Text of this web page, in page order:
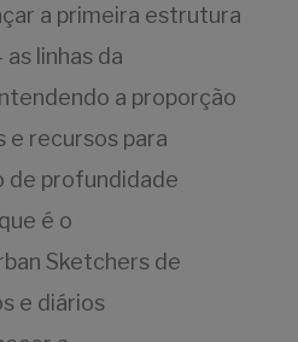
a primeira estrutura
linhas da
a proporção
e recursos para
de profundidade
é o
Sketchers de
e diários